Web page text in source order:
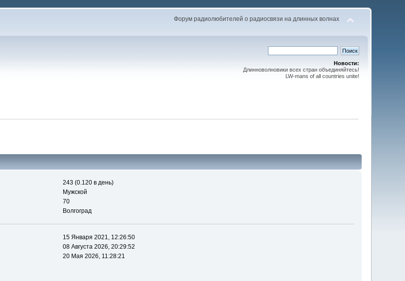
Форум радиолюбителей о радиосвязи на длинных волнах
Новости:
Длинноволновики всех стран объединяйтесь!
LW-mans of all countries unite!
243 (0.120 в день)
Мужской
70
Волгоград
15 Января 2021, 12:26:50
08 Августа 2026, 20:29:52
20 Мая 2026, 11:28:21